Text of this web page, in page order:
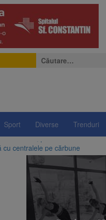
Caută
după:
Sport Diverse Trenduri
centralele pe cărbune
merge la promulgare
loc între 14 și 16 august
activelor rusești înghețate
Craiului”, pe 2 octombrie